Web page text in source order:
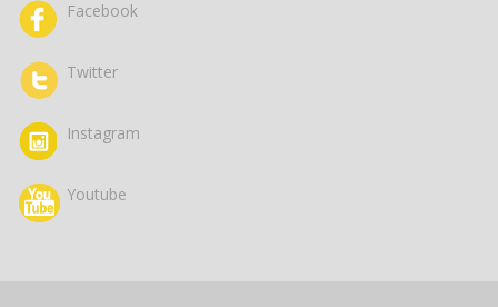
Facebook
Twitter
Instagram
Youtube